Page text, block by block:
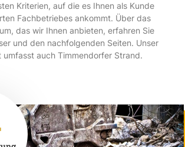
Kriterien, auf die es Ihnen als Kunde
Fachbetriebes ankommt. Über das
das wir Ihnen anbieten, erfahren Sie
und den nachfolgenden Seiten. Unser
umfasst auch Timmendorfer Strand.